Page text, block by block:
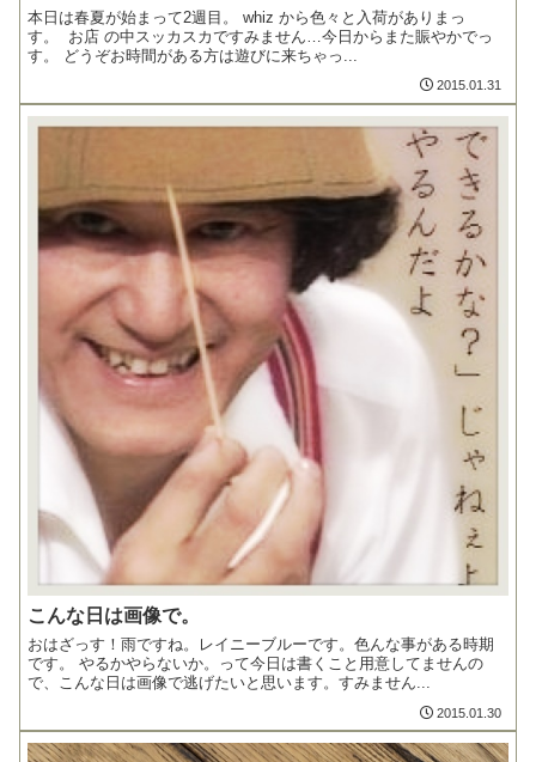
本日は春夏が始まって2週目。 whiz から色々と入荷がありまっ
す。 お店 の中スッカスカですみません…今日からまた賑やかでっ
す。 どうぞお時間がある方は遊びに来ちゃっ...
2015.01.31
こんな日は画像で。
おはざっす！雨ですね。レイニーブルーです。色んな事がある時期
です。 やるかやらないか。って今日は書くこと用意してませんの
で、こんな日は画像で逃げたいと思います。すみません...
2015.01.30